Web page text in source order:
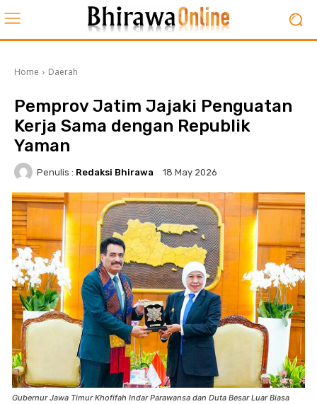
Home Daerah
Pemprov Jatim Jajaki Penguatan
Kerja Sama dengan Republik
Yaman
Penulis : Redaksi Bhirawa 18 May 2026
Gubernur Jawa Timur Khofifah Indar Parawansa dan Duta Besar Luar Biasa